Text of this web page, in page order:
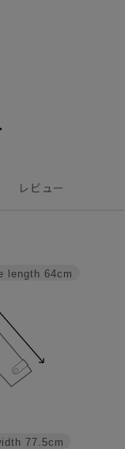
レビュー
77.5cm
length 64cm